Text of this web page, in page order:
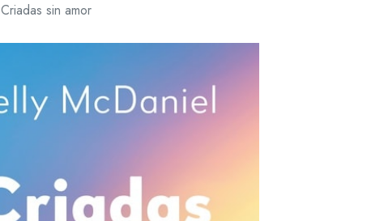
Criadas sin amor